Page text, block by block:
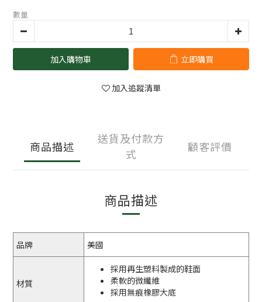
數量
加入購物車 立即購買
加入追蹤清單
商品描述
送貨及付款方
式
顧客評價
商品描述
品牌 美國
材質
採用再生塑料製成的鞋面
柔軟的微纖維
採用無痕橡膠大底